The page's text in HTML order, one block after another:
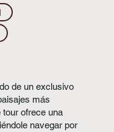
de un exclusivo
más
tour ofrece una
navegar por